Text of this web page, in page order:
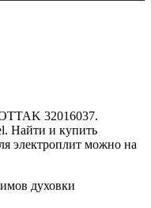
32016037.
Найти и купить
электроплит можно на
духовки